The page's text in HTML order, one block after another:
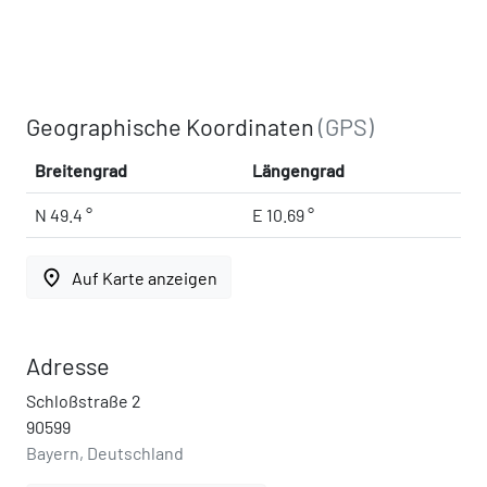
Geographische Koordinaten(GPS)
Breitengrad Längengrad
N 49.4 ° E 10.69 °
place Auf Karte anzeigen
Adresse
Schloßstraße 2
90599
Bayern, Deutschland